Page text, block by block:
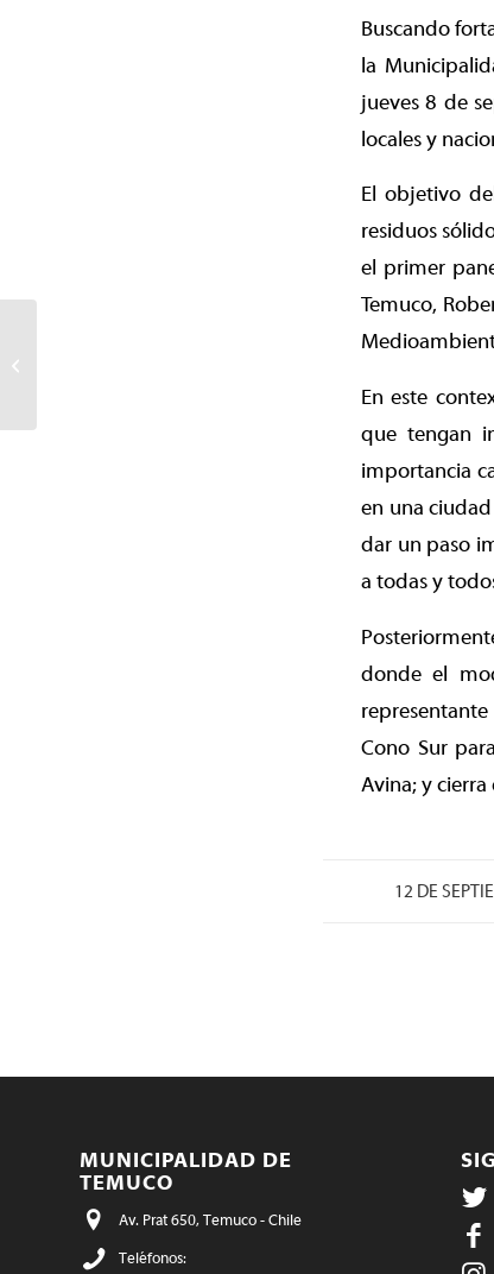
Buscando
la
jueves 8 de
locales y
El objetivo
residuos
el primer
Temuco,
En este
que tengan
importancia
en una
dar un paso
a todas y
donde el
Cono Sur
Avina; y cierra
12 DE
MUNICIPALIDAD DE
TEMUCO
Av. Prat 650, Temuco - Chile
Teléfonos: